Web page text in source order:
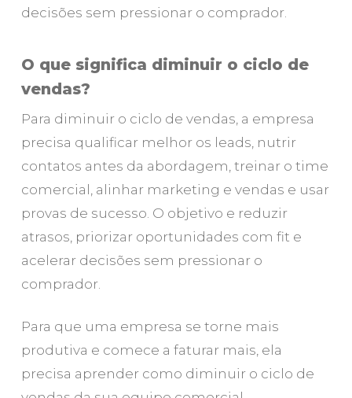
decisões sem pressionar o comprador.
O que significa diminuir o ciclo de
vendas?
Para diminuir o ciclo de vendas, a empresa
precisa qualificar melhor os leads, nutrir
contatos antes da abordagem, treinar o time
comercial, alinhar marketing e vendas e usar
provas de sucesso. O objetivo e reduzir
atrasos, priorizar oportunidades com fit e
acelerar decisões sem pressionar o
comprador.
Para que uma empresa se torne mais
produtiva e comece a faturar mais, ela
precisa aprender como diminuir o ciclo de